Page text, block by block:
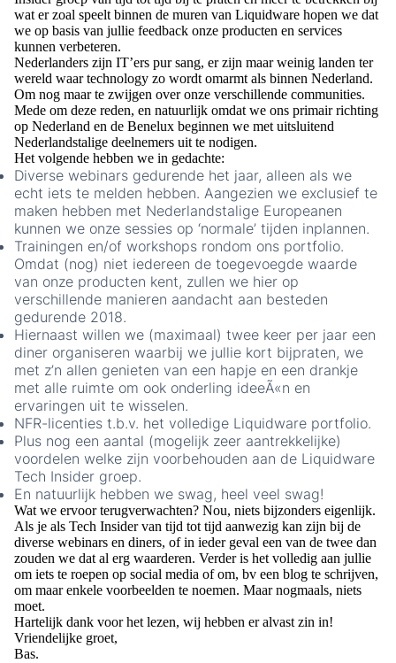
wat er zoal speelt binnen de muren van Liquidware hopen we dat
we op basis van jullie feedback onze producten en services
kunnen verbeteren.
Nederlanders zijn IT’ers pur sang, er zijn maar weinig landen ter
wereld waar technology zo wordt omarmt als binnen Nederland.
Om nog maar te zwijgen over onze verschillende communities.
Mede om deze reden, en natuurlijk omdat we ons primair richting
op Nederland en de Benelux beginnen we met uitsluitend
Nederlandstalige deelnemers uit te nodigen.
Het volgende hebben we in gedachte:
Diverse webinars gedurende het jaar, alleen als we
echt iets te melden hebben. Aangezien we exclusief te
maken hebben met Nederlandstalige Europeanen
kunnen we onze sessies op ‘normale’ tijden inplannen.
Trainingen en/of workshops rondom ons portfolio.
Omdat (nog) niet iedereen de toegevoegde waarde
van onze producten kent, zullen we hier op
verschillende manieren aandacht aan besteden
gedurende 2018.
Hiernaast willen we (maximaal) twee keer per jaar een
diner organiseren waarbij we jullie kort bijpraten, we
met z’n allen genieten van een hapje en een drankje
met alle ruimte om ook onderling ideeÃ«n en
ervaringen uit te wisselen.
NFR-licenties t.b.v. het volledige Liquidware portfolio.
Plus nog een aantal (mogelijk zeer aantrekkelijke)
voordelen welke zijn voorbehouden aan de Liquidware
Tech Insider groep.
En natuurlijk hebben we swag, heel veel swag!
Wat we ervoor terugverwachten? Nou, niets bijzonders eigenlijk.
Als je als Tech Insider van tijd tot tijd aanwezig kan zijn bij de
diverse webinars en diners, of in ieder geval een van de twee dan
zouden we dat al erg waarderen. Verder is het volledig aan jullie
om iets te roepen op social media of om, bv een blog te schrijven,
om maar enkele voorbeelden te noemen. Maar nogmaals, niets
moet.
Hartelijk dank voor het lezen, wij hebben er alvast zin in!
Vriendelijke groet,
Bas.